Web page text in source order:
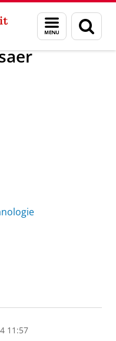
Menu
en
zoeken
Plassaer
11:57